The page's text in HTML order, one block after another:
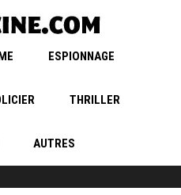
ESPIONNAGE
THRILLER
AUTRES